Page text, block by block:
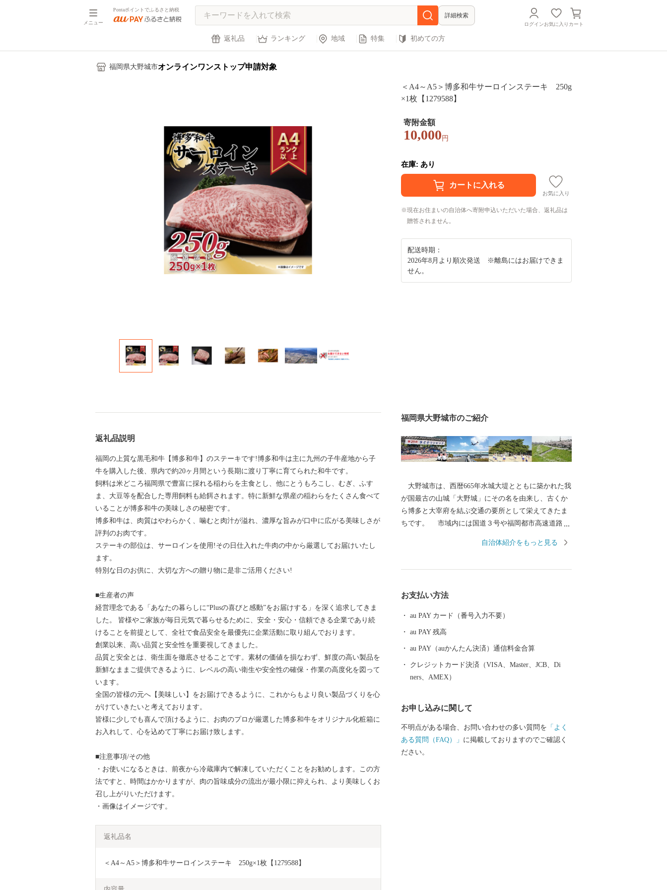
メニュー
Pontaポイントでふるさと納税
詳細検索
ログインお気に入り カート
返礼品 ランキング 地域 特集 初めての方
福岡県大野城市オンラインワンストップ申請対象
＜A4～A5＞博多和牛サーロインステーキ 250g
×1枚【1279588】
寄附金額
10,000 円
在庫: あり
お気に入り
現在お住まいの自治体へ寄附申込いただいた場合、返礼品は
贈答されません。
配送時期：
2026年8月より順次発送 ※離島にはお届けできま
せん。
返礼品説明
福岡の上質な黒毛和牛【博多和牛】のステーキです!博多和牛は主に九州の子牛産地から子
牛を購入した後、県内で約20ヶ月間という長期に渡り丁寧に育てられた和牛です。
飼料は米どころ福岡県で豊富に採れる稲わらを主食とし、他にとうもろこし、むぎ、ふす
ま、大豆等を配合した専用飼料も給餌されます。特に新鮮な県産の稲わらをたくさん食べて
いることが博多和牛の美味しさの秘密です。
博多和牛は、肉質はやわらかく、噛むと肉汁が溢れ、濃厚な旨みが口中に広がる美味しさが
評判のお肉です。
ステーキの部位は、サーロインを使用!その日仕入れた牛肉の中から厳選してお届けいたし
ます。
特別な日のお供に、大切な方への贈り物に是非ご活用ください!
■生産者の声
経営理念である「あなたの暮らしに“Plusの喜びと感動”をお届けする」を深く追求してきま
した。 皆様やご家族が毎日元気で暮らせるために、安全・安心・信頼できる企業であり続
けることを前提として、全社で食品安全を最優先に企業活動に取り組んでおります。
創業以来、高い品質と安全性を重要視してきました。
品質と安全とは、衛生面を徹底させることです。素材の価値を損なわず、鮮度の高い製品を
新鮮なままご提供できるように、レベルの高い衛生や安全性の確保・作業の高度化を図って
います。
全国の皆様の元へ【美味しい】をお届けできるように、これからもより良い製品づくりを心
がけていきたいと考えております。
皆様に少しでも喜んで頂けるように、お肉のプロが厳選した博多和牛をオリジナル化粧箱に
お入れして、心を込めて丁寧にお届け致します。
■注意事項/その他
・お使いになるときは、前夜から冷蔵庫内で解凍していただくことをお勧めします。この方
法ですと、時間はかかりますが、肉の旨味成分の流出が最小限に抑えられ、より美味しくお
召し上がりいただけます。
・画像はイメージです。
返礼品名
＜A4～A5＞博多和牛サーロインステーキ　250g×1枚【1279588】
福岡県大野城市のご紹介
大野城市は、西暦665年水城大堤とともに築かれた我
が国最古の山城「大野城」にその名を由来し、古くか
ら博多と大宰府を結ぶ交通の要所として栄えてきたま
ちです。 市域内には国道３号や福岡都市高速道路、
自動車道太宰府ICや福岡空港にも近く、交通の便に恵
あふれる住みよいまちづくりに取り組んでまいりま
す。
自治体紹介をもっと見る
お支払い方法
au PAY カード（番号入力不要）
au PAY 残高
au PAY（auかんたん決済）通信料金合算
クレジットカード決済（VISA、Master、JCB、Di
ners、AMEX）
お申し込みに関して
不明点がある場合、お問い合わせの多い質問を 「よく
ある質問（FAQ）」 に掲載しておりますのでご確認く
ださい。